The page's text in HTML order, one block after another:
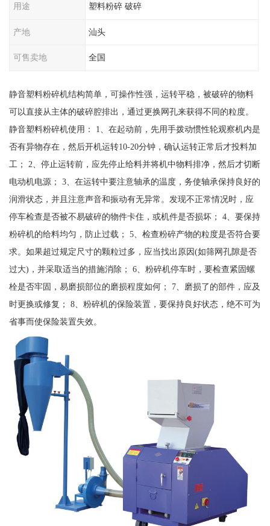
用途 塑料粉碎 破碎
产地 汕头
可售卖地 全国
静音塑料粉碎机结构简单，可操作性强，运转平稳，被破碎的物料
可以直接从主体的破碎腔排出，通过更换网孔来获得不同的粒度。
静音塑料粉碎机使用： 1、在起动前，先用手拨动惯性轮观察机内是
否有异物存在，然后开机运转10-20分钟，确认运转正常后才投料加
工； 2、停止运转前，应先停止给料并将机中物料排净，然后才切断
电动机电源； 3、在运转中要注意轴承的温度，务使轴承保持良好的
润滑状态，并且注意声音和振动有无异常。发现不正常情况时，应
停车检查是否被不易破碎的物件卡住，或机件是否损坏； 4、要保持
粉碎机的给料均匀，防止过载； 5、检查粉碎产物的粒度是否符合要
求。如果超过规定尺寸的颗粒过多，应当找出原因(如筛网孔隙是否
过大)，并采取适当的措施消除； 6、粉碎机停车时，要检查紧固螺
栓是否牢固，易磨损部位的磨损程度如何； 7、磨损了的部件，应及
时更换或修复； 8、粉碎机的保险装置，要保持良好状态，绝不可为
省事而使保险装置失效。